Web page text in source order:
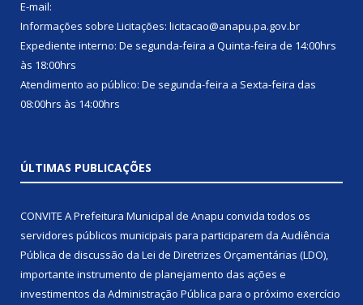
E-mail:
Informações sobre Licitações: licitacao@anapu.pa.gov.br
Expediente interno: De segunda-feira a Quinta-feira de 14:00hrs
às 18:00hrs
Atendimento ao público: De segunda-feira a Sexta-feira das
08:00hrs às 14:00hrs
ÚLTIMAS PUBLICAÇÕES
CONVITE A Prefeitura Municipal de Anapu convida todos os
servidores públicos municipais para participarem da Audiência
Pública de discussão da Lei de Diretrizes Orçamentárias (LDO),
importante instrumento de planejamento das ações e
investimentos da Administração Pública para o próximo exercício